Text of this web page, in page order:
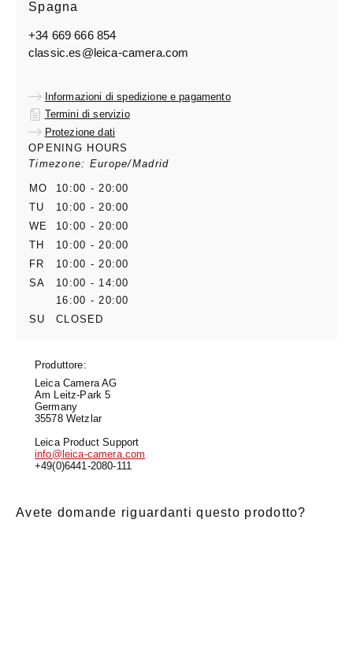
Spagna
+34 669 666 854
classic.es@leica-camera.com
Informazioni di spedizione e pagamento
Termini di servizio
Protezione dati
OPENING HOURS
Timezone: Europe/Madrid
MO
10:00 - 20:00
TU
10:00 - 20:00
WE
10:00 - 20:00
TH
10:00 - 20:00
FR
10:00 - 20:00
SA
10:00 - 14:00
16:00 - 20:00
SU
CLOSED
Produttore:
Leica Camera AG
Am Leitz-Park 5
Germany
35578 Wetzlar
Leica Product Support
info@leica-camera.com
+49(0)6441-2080-111
Avete domande riguardanti questo prodotto?